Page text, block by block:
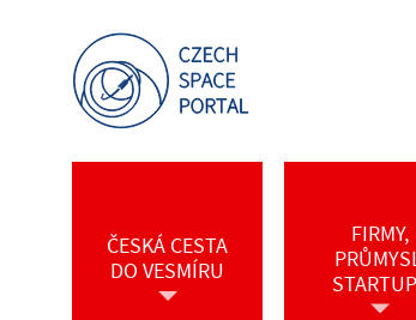
ČESKÁ CESTA
DO VESMÍRU
FIRMY,